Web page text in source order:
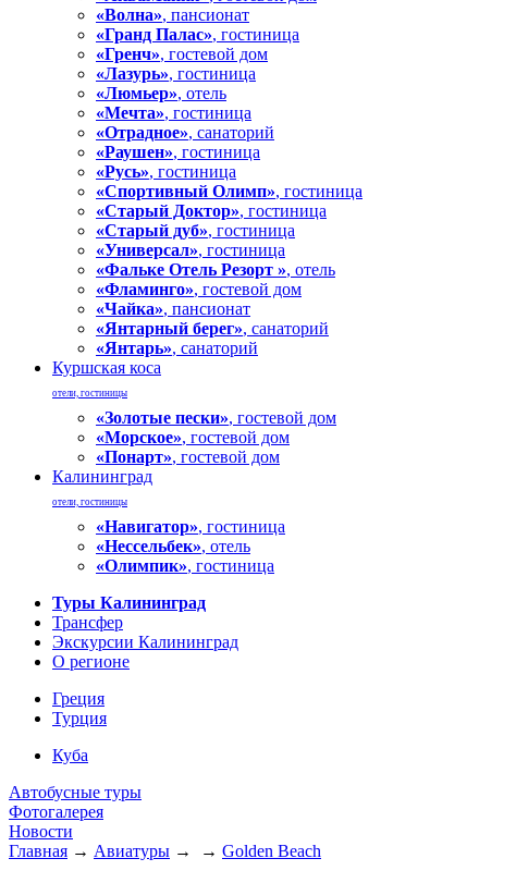
«Волна», пансионат
«Гранд Палас», гостиница
«Гренч», гостевой дом
«Лазурь», гостиница
«Люмьер», отель
«Мечта», гостиница
«Отрадное», санаторий
«Раушен», гостиница
«Русь», гостиница
«Спортивный Олимп», гостиница
«Старый Доктор», гостиница
«Старый дуб», гостиница
«Универсал», гостиница
«Фальке Отель Резорт », отель
«Фламинго», гостевой дом
«Чайка», пансионат
«Янтарный берег», санаторий
«Янтарь», санаторий
Куршская коса
отели, гостиницы
«Золотые пески», гостевой дом
«Морское», гостевой дом
«Понарт», гостевой дом
Калининград
отели, гостиницы
«Навигатор», гостиница
«Нессельбек», отель
«Олимпик», гостиница
Туры Калининград
Трансфер
Экскурсии Калининград
О регионе
Греция
Турция
Куба
Автобусные туры
Фотогалерея
Новости
Главная → Авиатуры → → Golden Beach